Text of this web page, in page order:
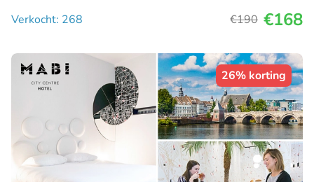
Verkocht: 268
€190 €168
26% korting